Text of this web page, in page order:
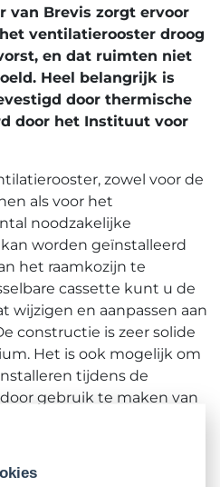
van Brevis zorgt ervoor
ventilatierooster droog
en dat ruimten niet
Heel belangrijk is
door thermische
door het Instituut voor
zowel voor de
als voor het
noodzakelijke
worden geïnstalleerd
het raamkozijn te
cassette kunt u de
wijzigen en aanpassen aan
constructie is zeer solide
Het is ook mogelijk om
tijdens de
gebruik te maken van
van de Insolio
RAL 7016 en RAL